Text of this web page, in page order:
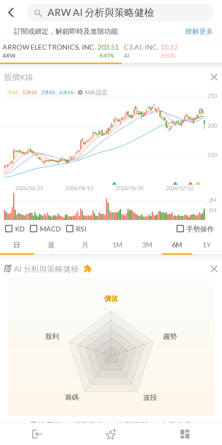
arrow_back_ios search
login dashboard
下單
訂閱或綁定，解鎖即時及進階功能
瞭解更多
ARROW ELECTRONICS, INC.
ARW
203.51
-8.45%
C3.AI, INC.
AI
10.22
3.65%
股價K線 close
日 週 月 1M 3M 6M 1Y
2026/02/23 2026/04/10 2026/05/28 2026/07/16
150
200
250
1M
2M
5MA: 10MA: 20MA: 60MA: settings MA 設定
KD MACD RSI 手勢操作
AI 分析與策略健檢 close
extension
長線價值 趨勢動能 波段訊號 存股收息
價值
趨勢
波段
籌碼
股利